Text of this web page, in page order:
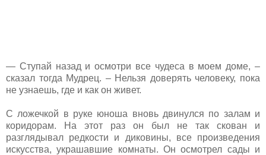
— Ступай назад и осмотри все чудеса в моем доме, –
сказал тогда Мудрец. – Нельзя доверять человеку, пока
не узнаешь, где и как он живет.
С ложечкой в руке юноша вновь двинулся по залам и
коридорам. На этот раз он был не так скован и
разглядывал редкости и диковины, все произведения
искусства, украшавшие комнаты. Он осмотрел сады и